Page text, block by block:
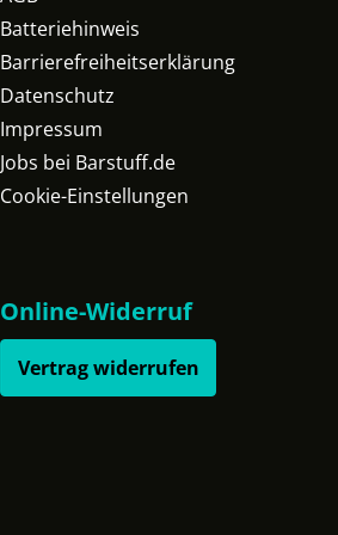
Batteriehinweis
Barrierefreiheitserklärung
Datenschutz
Impressum
Jobs bei Barstuff.de
Cookie-Einstellungen
Online-Widerruf
Vertrag widerrufen